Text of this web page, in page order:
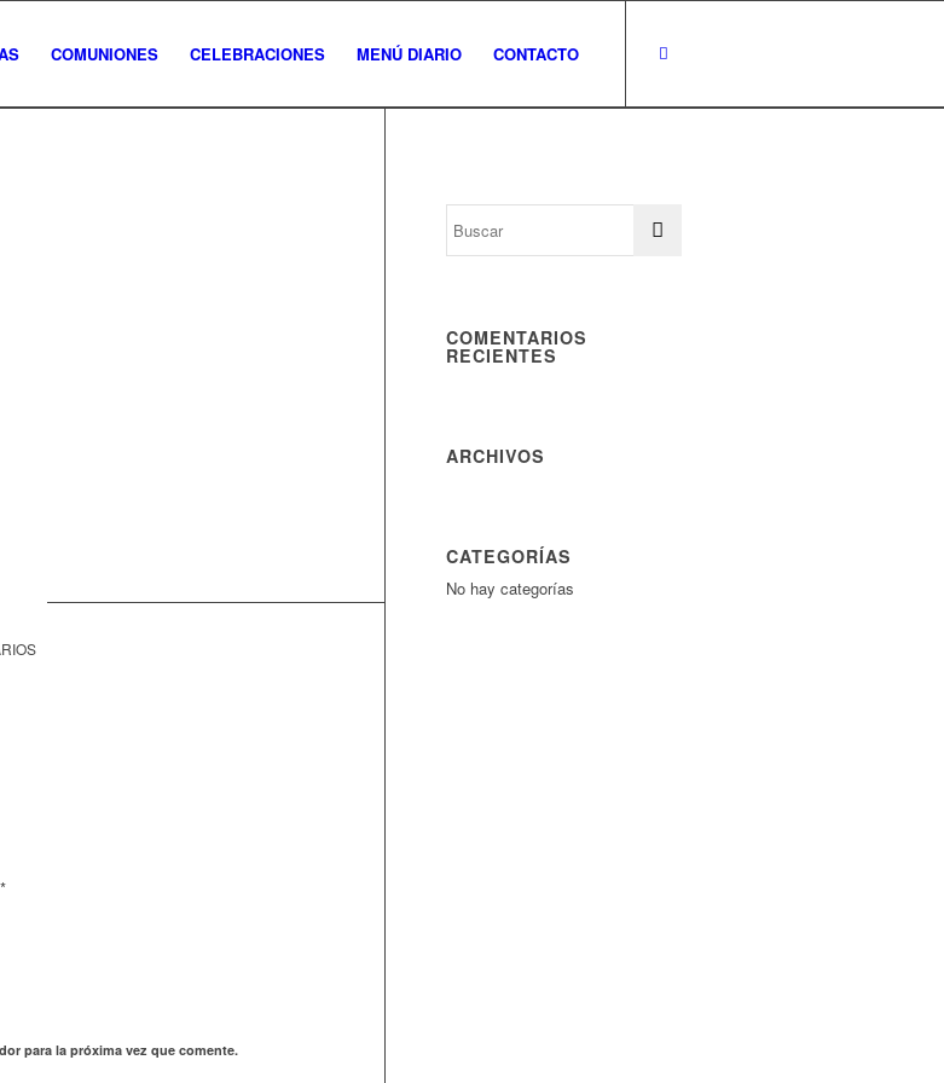
COMUNIONES CELEBRACIONES MENÚ DIARIO CONTACTO
*
para la próxima vez que comente.
COMENTARIOS
RECIENTES
ARCHIVOS
CATEGORÍAS
No hay categorías